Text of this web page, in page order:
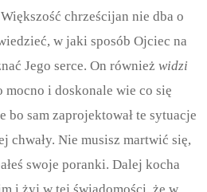
chrześcijan nie dba o
w jaki sposób Ojciec na
Jego serce. On również widzi
mocno i doskonale wie co się
sam zaprojektował te sytuacje
chwały. Nie musisz martwić się,
swoje poranki. Dalej kocha